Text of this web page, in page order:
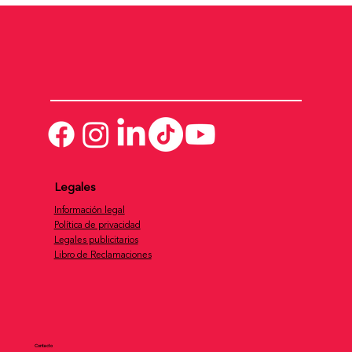
Legales
Información legal
Política de privacidad
Legales publicitarios
Libro de Reclamaciones
Contacto